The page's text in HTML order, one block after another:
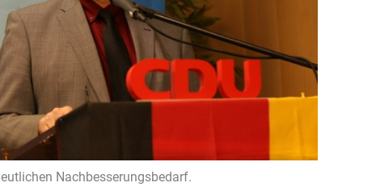
Nachbesserungsbedarf.